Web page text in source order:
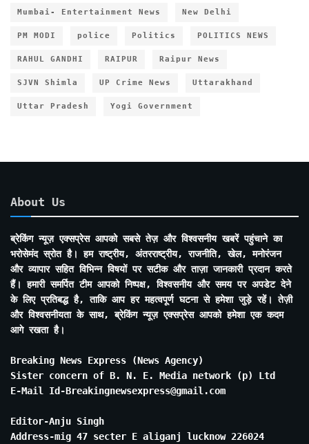
Mumbai- Entertainment News New Delhi
PM MODI police Politics POLITICS NEWS
RAHUL GANDHI RAIPUR Raipur News
SJVN Shimla UP Crime News Uttarakhand
Uttar Pradesh Yogi Government
About Us
ब्रेकिंग न्यूज़ एक्सप्रेस आपको सबसे तेज़ और विश्वसनीय खबरें पहुंचाने का
भरोसेमंद स्रोत है। हम राष्ट्रीय, अंतरराष्ट्रीय, राजनीति, खेल, मनोरंजन
और व्यापार सहित विभिन्न विषयों पर सटीक और ताज़ा जानकारी प्रदान करते
हैं। हमारी समर्पित टीम आपको निष्पक्ष, विश्वसनीय और समय पर अपडेट देने
के लिए प्रतिबद्ध है, ताकि आप हर महत्वपूर्ण घटना से हमेशा जुड़े रहें। तेज़ी
और विश्वसनीयता के साथ, ब्रेकिंग न्यूज़ एक्सप्रेस आपको हमेशा एक कदम
आगे रखता है।
Breaking News Express (News Agency)
Sister concern of B. N. E. Media network (p) Ltd
E-Mail Id-Breakingnewsexpress@gmail.com
Editor-Anju Singh
Address-mig 47 secter E aliganj lucknow 226024